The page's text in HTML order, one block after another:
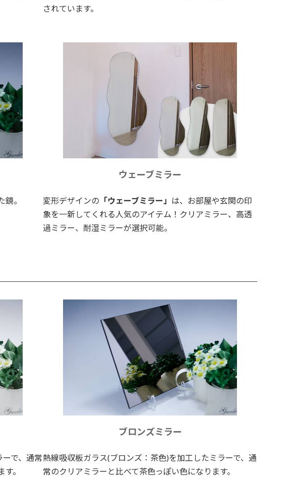
されています。
。
ウェーブミラー
変形デザインの 「ウェーブミラー」 は、お部屋や玄関の印
象を一新してくれる人気のアイテム！クリアミラー、高透
過ミラー、耐湿ミラーが選択可能。
で、通常
。
ブロンズミラー
熱線吸収板ガラス(ブロンズ：茶色)を加工したミラーで、通
常のクリアミラーと比べて茶色っぽい色になります。